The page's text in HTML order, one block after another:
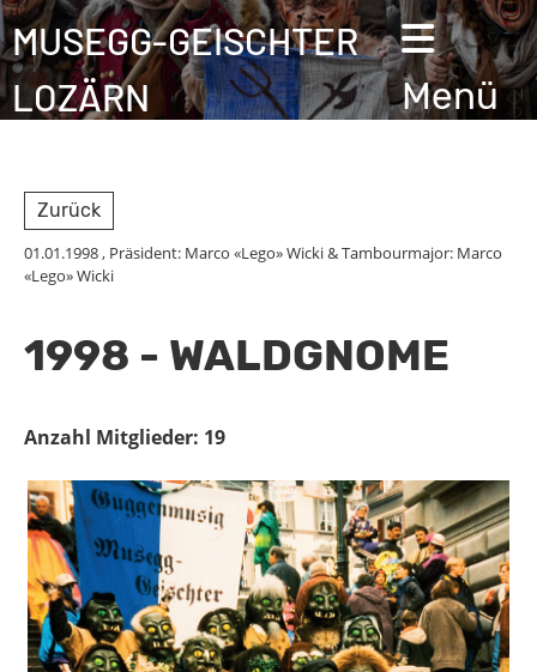
MUSEGG-GEISCHTER
LOZÄRN
Menü
Zurück
01.01.1998, Präsident: Marco «Lego» Wicki & Tambourmajor: Marco
«Lego» Wicki
1998 - WALDGNOME
Anzahl Mitglieder: 19